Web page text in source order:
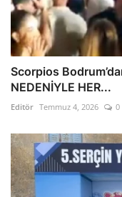
Scorpios
NEDENİYLE HER...
Editör Temmuz 4, 2026 0